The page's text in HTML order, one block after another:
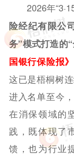
提
升
保
消
便
性
与
服
务
体
验
2026年
险经纪有限公
务”模式打造的
国银行保险报
这已是梧桐树
进入名单至今
在消保领域的
践，既体现了
馈，也为行业